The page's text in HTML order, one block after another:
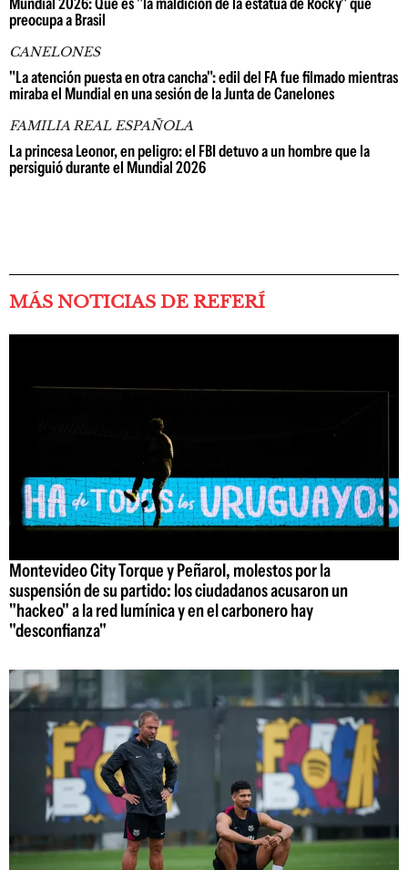
preocupa a Brasil
CANELONES
"La atención puesta en otra cancha": edil del FA fue filmado mientras
miraba el Mundial en una sesión de la Junta de Canelones
FAMILIA REAL ESPAÑOLA
La princesa Leonor, en peligro: el FBI detuvo a un hombre que la
persiguió durante el Mundial 2026
MÁS NOTICIAS DE REFERÍ
Montevideo City Torque y Peñarol, molestos por la
suspensión de su partido: los ciudadanos acusaron un
"hackeo" a la red lumínica y en el carbonero hay
"desconfianza"